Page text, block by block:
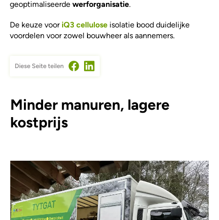
geoptimaliseerdewerforganisatie.
De keuze voor iQ3 cellulose isolatie bood duidelijke
voordelen voor zowel bouwheer als aannemers.
Diese Seite teilen
Minder manuren, lagere
kostprijs